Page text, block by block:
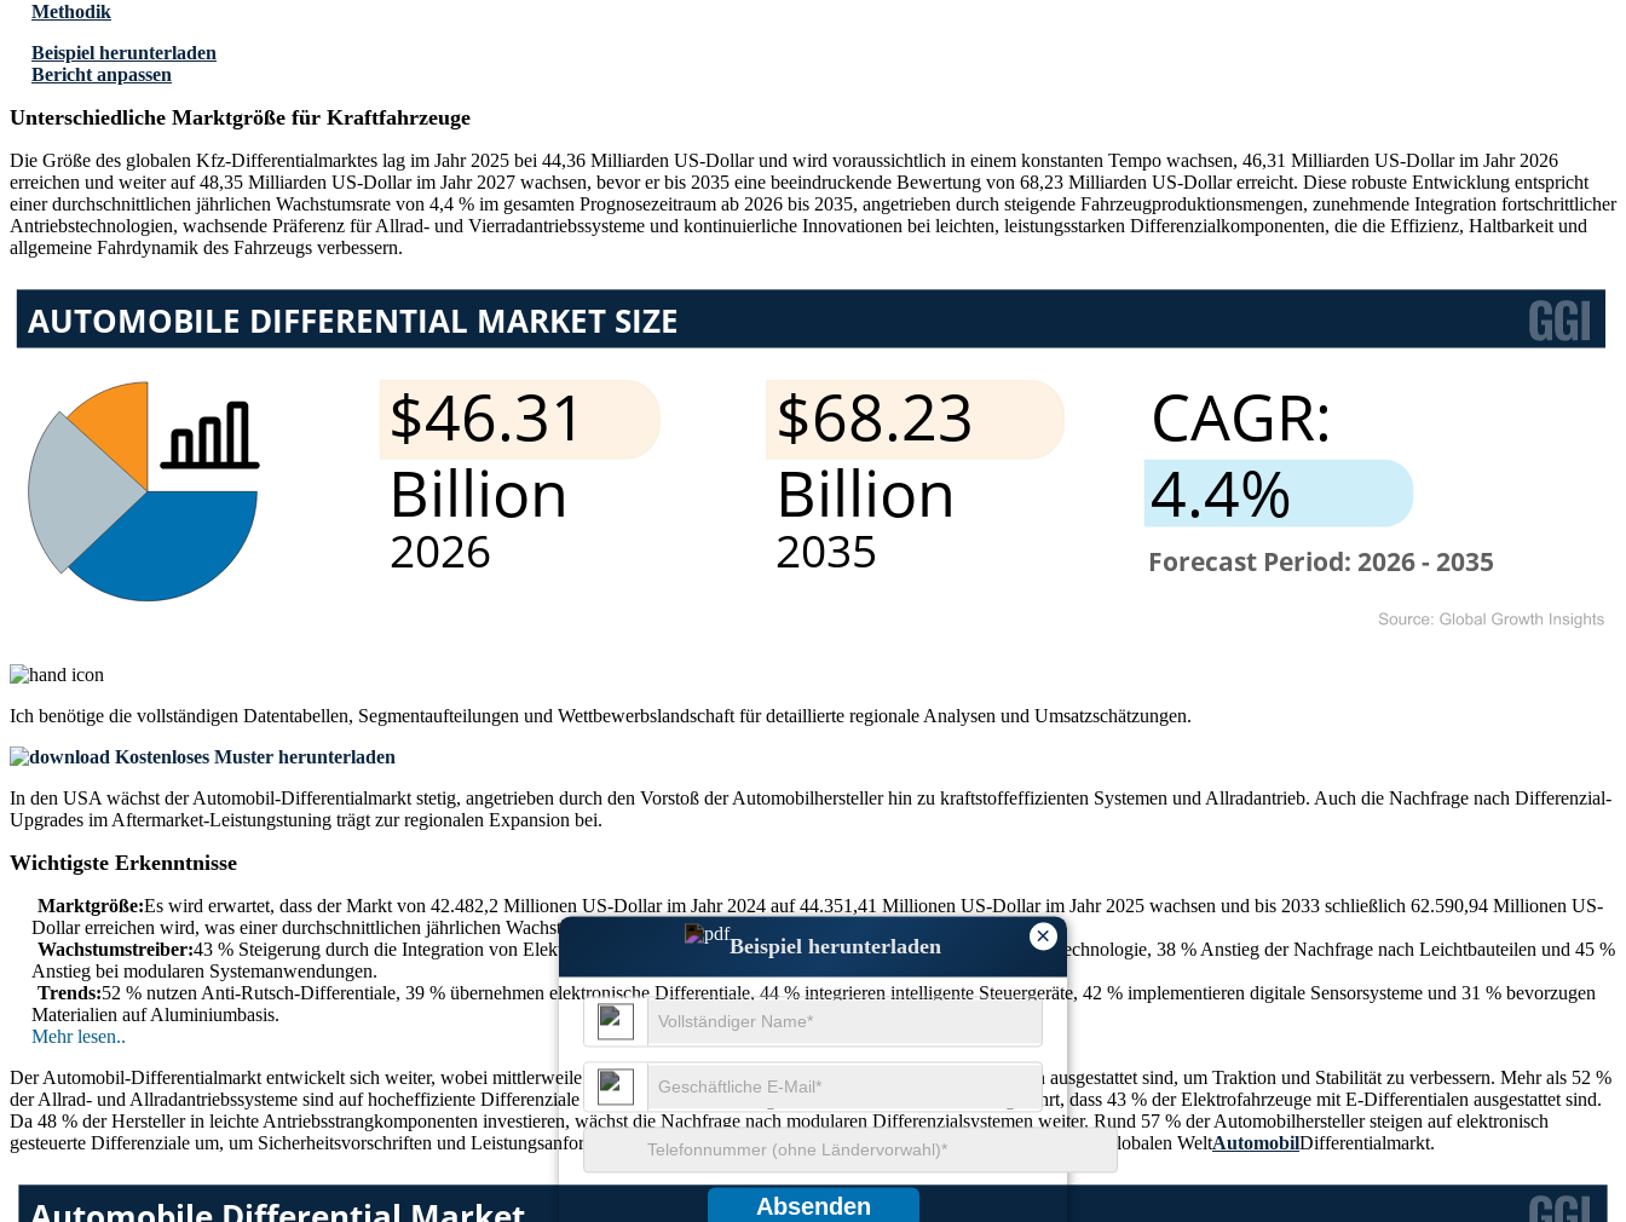
×
Beispiel herunterladen
Absenden
Methodik
Beispiel herunterladen
Bericht anpassen
Unterschiedliche Marktgröße für Kraftfahrzeuge
Die Größe des globalen Kfz-Differentialmarktes lag im Jahr 2025 bei 44,36 Milliarden US-Dollar und wird voraussichtlich in einem konstanten Tempo wachsen, 46,31 Milliarden US-Dollar im Jahr 2026
erreichen und weiter auf 48,35 Milliarden US-Dollar im Jahr 2027 wachsen, bevor er bis 2035 eine beeindruckende Bewertung von 68,23 Milliarden US-Dollar erreicht. Diese robuste Entwicklung entspricht
einer durchschnittlichen jährlichen Wachstumsrate von 4,4 % im gesamten Prognosezeitraum ab 2026 bis 2035, angetrieben durch steigende Fahrzeugproduktionsmengen, zunehmende Integration fortschrittlicher
Antriebstechnologien, wachsende Präferenz für Allrad- und Vierradantriebssysteme und kontinuierliche Innovationen bei leichten, leistungsstarken Differenzialkomponenten, die die Effizienz, Haltbarkeit und
allgemeine Fahrdynamik des Fahrzeugs verbessern.
Ich benötige die vollständigen Datentabellen, Segmentaufteilungen und Wettbewerbslandschaft für detaillierte regionale Analysen und Umsatzschätzungen.
Kostenloses Muster herunterladen
In den USA wächst der Automobil-Differentialmarkt stetig, angetrieben durch den Vorstoß der Automobilhersteller hin zu kraftstoffeffizienten Systemen und Allradantrieb. Auch die Nachfrage nach Differenzial-
Upgrades im Aftermarket-Leistungstuning trägt zur regionalen Expansion bei.
Wichtigste Erkenntnisse
Marktgröße:Es wird erwartet, dass der Markt von 42.482,2 Millionen US-Dollar im Jahr 2024 auf 44.351,41 Millionen US-Dollar im Jahr 2025 wachsen und bis 2033 schließlich 62.590,94 Millionen US-
Dollar erreichen wird, was einer durchschnittlichen jährlichen Wachstumsrate von 4,4 % entspricht.
Wachstumstreiber:43 % Steigerung durch die Integration von Elektrofahrzeugen, 49 % Anstieg beim Einsatz der Torque-Vectoring-Technologie, 38 % Anstieg der Nachfrage nach Leichtbauteilen und 45 %
Anstieg bei modularen Systemanwendungen.
Trends:52 % nutzen Anti-Rutsch-Differentiale, 39 % übernehmen elektronische Differentiale, 44 % integrieren intelligente Steuergeräte, 42 % implementieren digitale Sensorsysteme und 31 % bevorzugen
Materialien auf Aluminiumbasis.
Mehr lesen..
Der Automobil-Differentialmarkt entwickelt sich weiter, wobei mittlerweile über 64 % der Fahrzeuge mit fortschrittlichen Differenzialen ausgestattet sind, um Traktion und Stabilität zu verbessern. Mehr als 52 %
der Allrad- und Allradantriebssysteme sind auf hocheffiziente Differenziale angewiesen. Der Anstieg der Elektromobilität hat dazu geführt, dass 43 % der Elektrofahrzeuge mit E-Differentialen ausgestattet sind.
Da 48 % der Hersteller in leichte Antriebsstrangkomponenten investieren, wächst die Nachfrage nach modularen Differenzialsystemen weiter. Rund 57 % der Automobilhersteller steigen auf elektronisch
gesteuerte Differenziale um, um Sicherheitsvorschriften und Leistungsanforderungen zu erfüllen. Dies markiert eine transformative Phase in der globalen WeltAutomobilDifferentialmarkt.